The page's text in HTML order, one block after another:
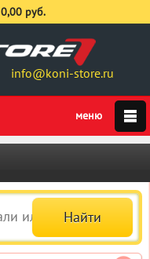
info@koni-store.ru
0,00 руб.